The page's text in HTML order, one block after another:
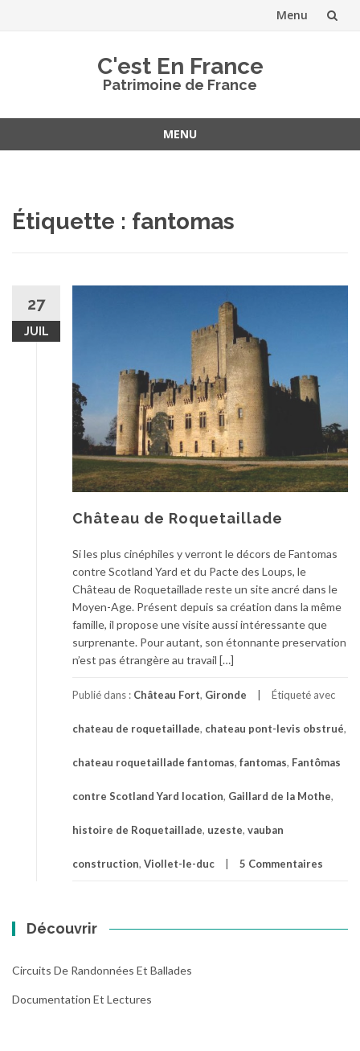
Menu
C'est En France
Patrimoine de France
MENU
Étiquette : fantomas
27
JUIL
Château de Roquetaillade
Si les plus cinéphiles y verront le décors de Fantomas
contre Scotland Yard et du Pacte des Loups, le
Château de Roquetaillade reste un site ancré dans le
Moyen-Age. Présent depuis sa création dans la même
famille, il propose une visite aussi intéressante que
surprenante. Pour autant, son étonnante preservation
n’est pas étrangère au travail […]
Publié dans : Château Fort, Gironde Étiqueté avec
chateau de roquetaillade, chateau pont-levis obstrué,
chateau roquetaillade fantomas, fantomas, Fantômas
contre Scotland Yard location, Gaillard de la Mothe,
histoire de Roquetaillade, uzeste, vauban
construction, Viollet-le-duc 5 Commentaires
Découvrir
Circuits De Randonnées Et Ballades
Documentation Et Lectures